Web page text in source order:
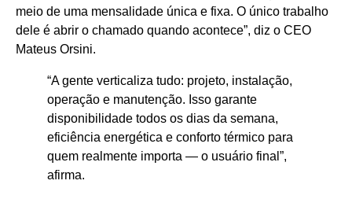
meio de uma mensalidade única e fixa. O único trabalho
dele é abrir o chamado quando acontece”, diz o CEO
Mateus Orsini.
“A gente verticaliza tudo: projeto, instalação,
operação e manutenção. Isso garante
disponibilidade todos os dias da semana,
eficiência energética e conforto térmico para
quem realmente importa — o usuário final”,
afirma.